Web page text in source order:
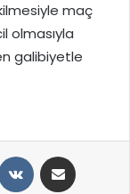
maç
olmasıyla
galibiyetle
Reddit VKontakte